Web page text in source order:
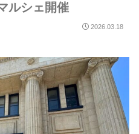
ルシェ開催
2026.03.18